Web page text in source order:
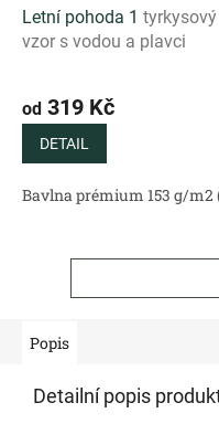
Letní pohoda 1 tyrkysový
vzor s vodou a plavci
od 319 Kč
DETAIL
Bavlna prémium 153 g/
Popis
Detailní popis